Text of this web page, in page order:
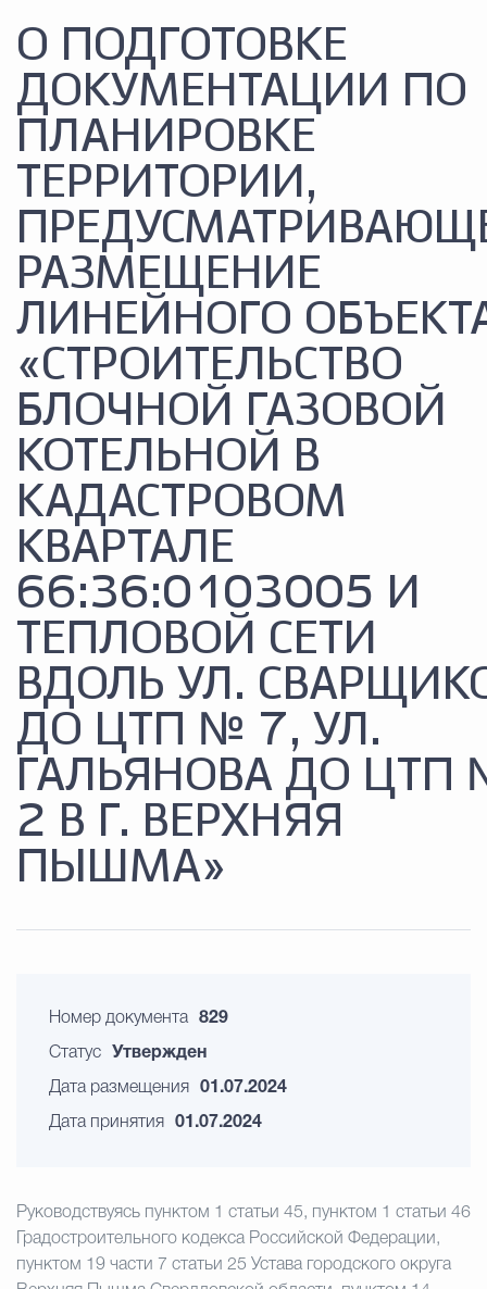
О ПОДГОТОВКЕ
ДОКУМЕНТАЦИИ ПО
ПЛАНИРОВКЕ
ТЕРРИТОРИИ,
РАЗМЕЩЕНИЕ
ЛИНЕЙНОГО
«СТРОИТЕЛЬСТВО
БЛОЧНОЙ ГАЗОВОЙ
КОТЕЛЬНОЙ В
КАДАСТРОВОМ
КВАРТАЛЕ
66:36:0103005 И
ТЕПЛОВОЙ СЕТИ
ВДОЛЬ УЛ.
ДО ЦТП № 7, УЛ.
ГАЛЬЯНОВА ДО ЦТП
2 В Г. ВЕРХНЯЯ
ПЫШМА»
Номер документа 829
Статус Утвержден
Дата размещения 01.07.2024
Дата принятия 01.07.2024
Руководствуясь пунктом 1 статьи 45, пунктом 1 статьи 46
Градостроительного кодекса Российской Федерации,
пунктом 19 части 7 статьи 25 Устава городского округа